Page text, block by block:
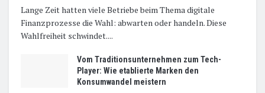
Lange Zeit hatten viele Betriebe beim Thema digitale
Finanzprozesse die Wahl: abwarten oder handeln. Diese
Wahlfreiheit schwindet....
Vom Traditionsunternehmen zum Tech-
Player: Wie etablierte Marken den
Konsumwandel meistern